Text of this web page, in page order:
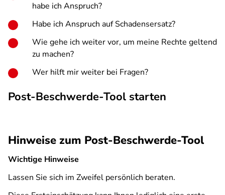
habe ich Anspruch?
Habe ich Anspruch auf Schadensersatz?
Wie gehe ich weiter vor, um meine Rechte geltend
zu machen?
Wer hilft mir weiter bei Fragen?
Post-Beschwerde-Tool starten
Hinweise zum Post-Beschwerde-Tool
Wichtige Hinweise
Lassen Sie sich im Zweifel persönlich beraten.